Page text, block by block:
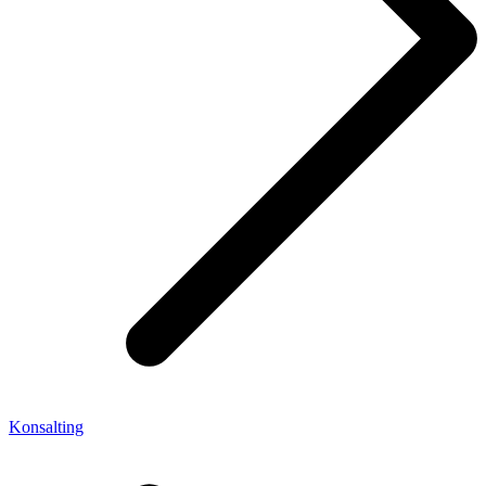
Konsalting